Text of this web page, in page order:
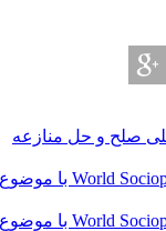
صلح و حل منازعه
فراخوان مقاله فصلنامه علمی World Sociopolitical Studies با موضوع
فراخوان مقاله فصلنامه علمی World Sociopolitical Studies با موضوع